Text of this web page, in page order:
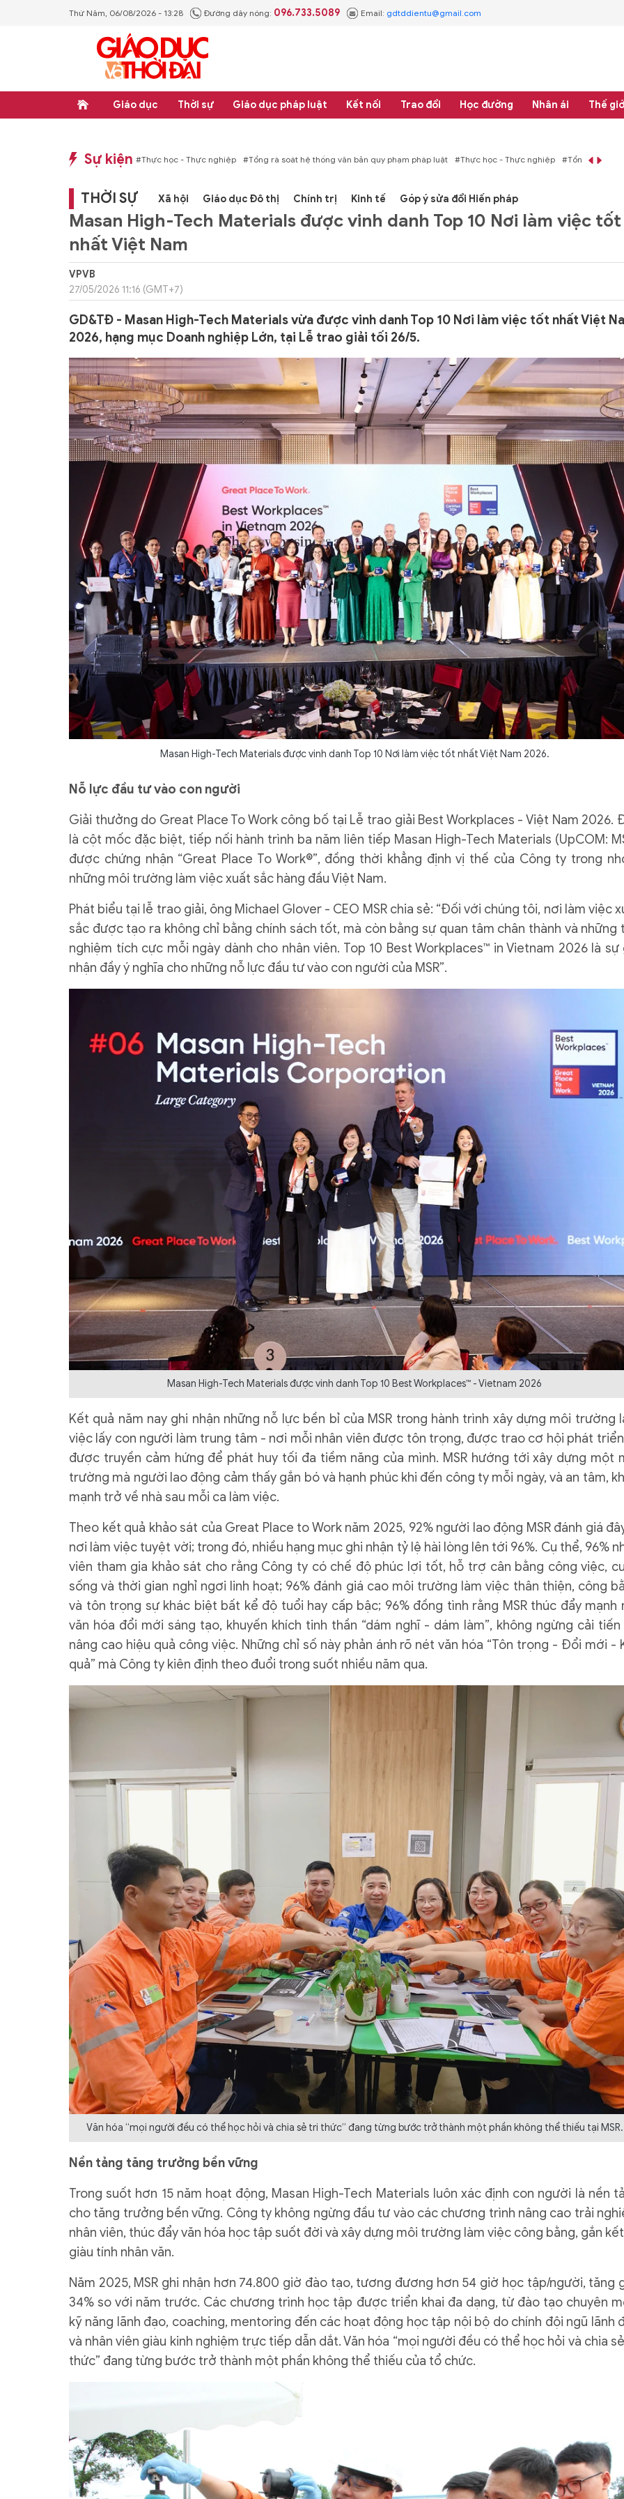
Thứ Năm, 06/08/2026 - 13:28 Đường dây nóng: 096.733.5089 Email: gdtddientu@gmail.com
Giáo dục Thời sự Giáo dục pháp luật Kết nối Trao đổi Học đường Nhân ái Thế
Sự kiện
#Thực học - Thực nghiệp #Tổng rà soát hệ thống văn bản quy phạm pháp luật #Thực học - Thực nghiệp #Tổng rà soát hệ thống văn bản quy phạm
THỜI SỰ Xã hội Giáo dục Đô thị Chính trị Kinh tế Góp ý sửa đổi Hiến pháp
Masan High-Tech Materials được vinh danh Top 10 Nơi làm việc tốt
nhất Việt Nam
VPVB
27/05/2026 11:16 (GMT+7)
GD&TĐ - Masan High-Tech Materials vừa được vinh danh Top 10 Nơi làm việc tốt nhất Việt
2026, hạng mục Doanh nghiệp Lớn, tại Lễ trao giải tối 26/5.
Masan High-Tech Materials được vinh danh Top 10 Nơi làm việc tốt nhất Việt Nam 2026.
Nỗ lực đầu tư vào con người
Giải thưởng do Great Place To Work công bố tại Lễ trao giải Best Workplaces - Việt Nam 2026.
là cột mốc đặc biệt, tiếp nối hành trình ba năm liên tiếp Masan High-Tech Materials (UpCOM:
được chứng nhận “Great Place To Work®”, đồng thời khẳng định vị thế của Công ty trong
những môi trường làm việc xuất sắc hàng đầu Việt Nam.
Phát biểu tại lễ trao giải, ông Michael Glover - CEO MSR chia sẻ: “Đối với chúng tôi, nơi làm việc
sắc được tạo ra không chỉ bằng chính sách tốt, mà còn bằng sự quan tâm chân thành và những
nghiệm tích cực mỗi ngày dành cho nhân viên. Top 10 Best Workplaces™ in Vietnam 2026 là sự
nhận đầy ý nghĩa cho những nỗ lực đầu tư vào con người của MSR”.
Masan High-Tech Materials được vinh danh Top 10 Best Workplaces™ - Vietnam 2026
Kết quả năm nay ghi nhận những nỗ lực bền bỉ của MSR trong hành trình xây dựng môi trường
việc lấy con người làm trung tâm - nơi mỗi nhân viên được tôn trọng, được trao cơ hội phát
được truyền cảm hứng để phát huy tối đa tiềm năng của mình. MSR hướng tới xây dựng một
trường mà người lao động cảm thấy gắn bó và hạnh phúc khi đến công ty mỗi ngày, và an tâm,
mạnh trở về nhà sau mỗi ca làm việc.
Theo kết quả khảo sát của Great Place to Work năm 2025, 92% người lao động MSR đánh giá
nơi làm việc tuyệt vời; trong đó, nhiều hạng mục ghi nhận tỷ lệ hài lòng lên tới 96%. Cụ thể, 96%
viên tham gia khảo sát cho rằng Công ty có chế độ phúc lợi tốt, hỗ trợ cân bằng công việc,
sống và thời gian nghỉ ngơi linh hoạt; 96% đánh giá cao môi trường làm việc thân thiện, công
và tôn trọng sự khác biệt bất kể độ tuổi hay cấp bậc; 96% đồng tình rằng MSR thúc đẩy mạnh
văn hóa đổi mới sáng tạo, khuyến khích tinh thần “dám nghĩ - dám làm”, không ngừng cải
nâng cao hiệu quả công việc. Những chỉ số này phản ánh rõ nét văn hóa “Tôn trọng - Đổi mới -
quả” mà Công ty kiên định theo đuổi trong suốt nhiều năm qua.
Văn hóa “mọi người đều có thể học hỏi và chia sẻ tri thức” đang từng bước trở thành một phần không thể thiếu tại MSR.
Nền tảng tăng trưởng bền vững
Trong suốt hơn 15 năm hoạt động, Masan High-Tech Materials luôn xác định con người là nền
cho tăng trưởng bền vững. Công ty không ngừng đầu tư vào các chương trình nâng cao trải
nhân viên, thúc đẩy văn hóa học tập suốt đời và xây dựng môi trường làm việc công bằng, gắn
giàu tính nhân văn.
Năm 2025, MSR ghi nhận hơn 74.800 giờ đào tạo, tương đương hơn 54 giờ học tập/người, tăng
34% so với năm trước. Các chương trình học tập được triển khai đa dạng, từ đào tạo chuyên
kỹ năng lãnh đạo, coaching, mentoring đến các hoạt động học tập nội bộ do chính đội ngũ lãnh
và nhân viên giàu kinh nghiệm trực tiếp dẫn dắt. Văn hóa “mọi người đều có thể học hỏi và chia
thức” đang từng bước trở thành một phần không thể thiếu của tổ chức.